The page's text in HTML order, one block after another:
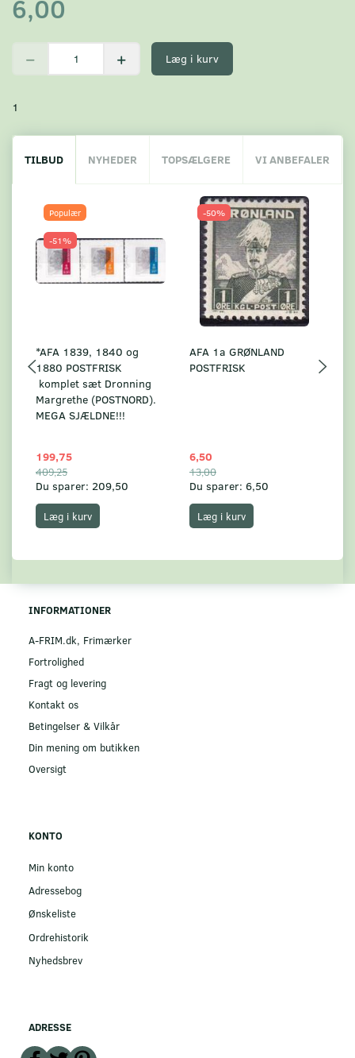
6,00
Læg i kurv
1
TILBUD NYHEDER TOPSÆLGERE VI ANBEFALER
Populær
-51%
*AFA 1839, 1840 og
1880 POSTFRISK
komplet sæt Dronning
Margrethe (POSTNORD).
MEGA SJÆLDNE!!!
199,75
409,25
Du sparer: 209,50
Læg i kurv
-50%
AFA 1a GRØNLAND
POSTFRISK
6,50
13,00
Du sparer: 6,50
Læg i kurv
INFORMATIONER
A-FRIM.dk, Frimærker
Fortrolighed
Fragt og levering
Kontakt os
Betingelser & Vilkår
Din mening om butikken
Oversigt
KONTO
Min konto
Adressebog
Ønskeliste
Ordrehistorik
Nyhedsbrev
ADRESSE